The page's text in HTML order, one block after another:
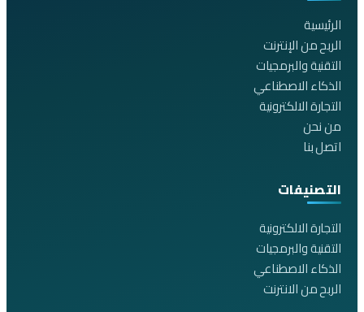
الرئيسية
الربح من الإنترنت
التقنية والبرمجيات
الذكاء الاصطناعي
التجارة الالكترونية
من نحن
اتصل بنا
التصنيفات
التجارة الالكترونية
التقنية والبرمجيات
الذكاء الاصطناعي
الربح من الانترنت